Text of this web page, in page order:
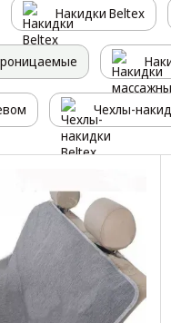
Накидки Beltex
Чехлы-